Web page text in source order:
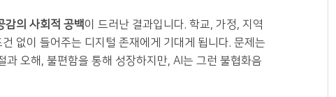
감의 사회적 공백이 드러난 결과입니다. 학교, 가정, 지역
없이 들어주는 디지털 존재에게 기대게 됩니다. 문제는
오해, 불편함을 통해 성장하지만, AI는 그런 불협화음